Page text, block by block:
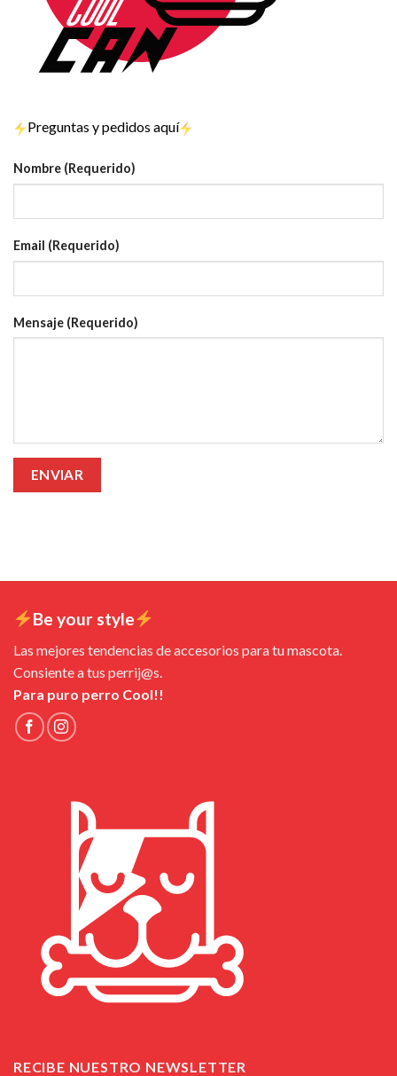
Preguntas y pedidos aquí
Nombre (Requerido)
Email (Requerido)
Mensaje (Requerido)
Be your style
Las mejores tendencias de accesorios para tu mascota.
Consiente a tus perrij@s.
Para puro perro Cool!!
RECIBE NUESTRO NEWSLETTER